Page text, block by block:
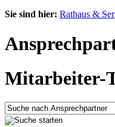
Sie sind hier: Rathaus &
Mitarbeiter-